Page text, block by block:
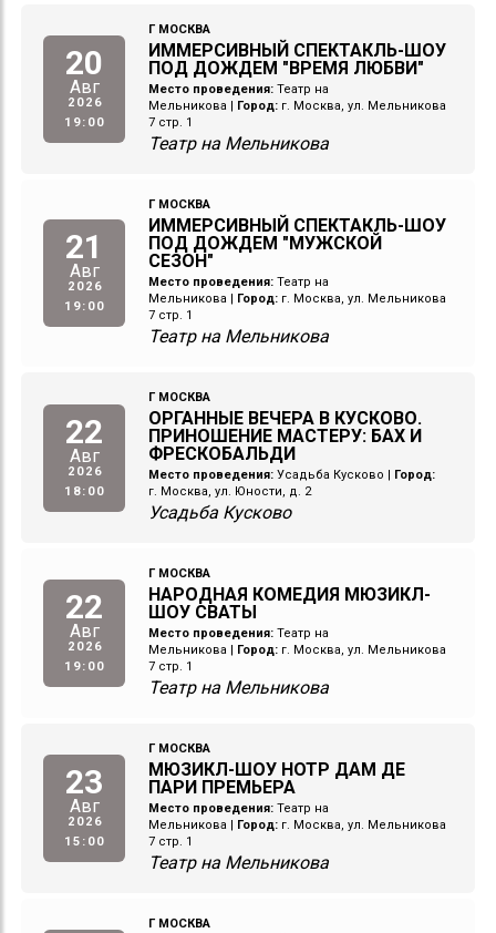
20
Авг
2026
19:00
Г МОСКВА
ИММЕРСИВНЫЙ СПЕКТАКЛЬ-ШОУ
ПОД ДОЖДЕМ "ВРЕМЯ ЛЮБВИ"
Место проведения: Театр на
Мельникова
Город: г. Москва, ул. Мельникова
7 стр. 1
Театр на Мельникова
21
Авг
2026
19:00
Г МОСКВА
ИММЕРСИВНЫЙ СПЕКТАКЛЬ-ШОУ
ПОД ДОЖДЕМ "МУЖСКОЙ
СЕЗОН"
Место проведения: Театр на
Мельникова
Город: г. Москва, ул. Мельникова
7 стр. 1
Театр на Мельникова
22
Авг
2026
18:00
Г МОСКВА
ОРГАННЫЕ ВЕЧЕРА В КУСКОВО.
ПРИНОШЕНИЕ МАСТЕРУ: БАХ И
ФРЕСКОБАЛЬДИ
Место проведения: Усадьба Кусково
Город:
г. Москва, ул. Юности, д. 2
Усадьба Кусково
22
Авг
2026
19:00
Г МОСКВА
НАРОДНАЯ КОМЕДИЯ МЮЗИКЛ-
ШОУ СВАТЫ
Место проведения: Театр на
Мельникова
Город: г. Москва, ул. Мельникова
7 стр. 1
Театр на Мельникова
23
Авг
2026
15:00
Г МОСКВА
МЮЗИКЛ-ШОУ НОТР ДАМ ДЕ
ПАРИ ПРЕМЬЕРА
Место проведения: Театр на
Мельникова
Город: г. Москва, ул. Мельникова
7 стр. 1
Театр на Мельникова
Г МОСКВА